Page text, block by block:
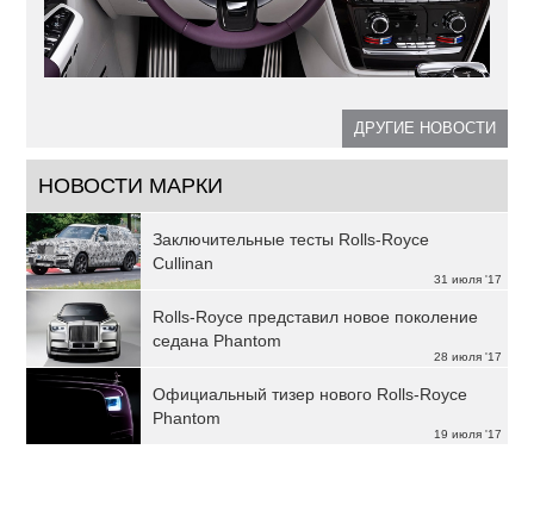
ДРУГИЕ НОВОСТИ
НОВОСТИ МАРКИ
31 июля '17
Заключительные тесты Rolls-Royce
Cullinan
28 июля '17
Rolls-Royce представил новое поколение
седана Phantom
19 июля '17
Официальный тизер нового Rolls-Royce
Phantom